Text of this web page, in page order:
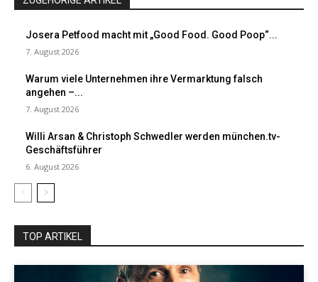
Josera Petfood macht mit „Good Food. Good Poop“...
7. August 2026
Warum viele Unternehmen ihre Vermarktung falsch
angehen –...
7. August 2026
Willi Arsan & Christoph Schwedler werden münchen.tv-
Geschäftsführer
6. August 2026
TOP ARTIKEL